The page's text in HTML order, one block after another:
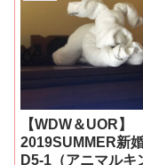
【WDW＆UOR】
2019SUMMER新
D5-1（アニマルキ